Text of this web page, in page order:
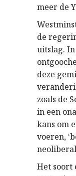
meer de
de
uitslag.
deze
zoals de
in een
kans om
voeren, ‘
Het soort